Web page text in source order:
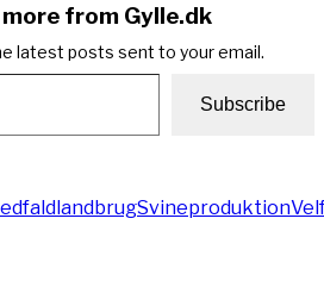
from Gylle.dk
latest posts sent to your email.
Subscribe
landbrugSvineproduktion